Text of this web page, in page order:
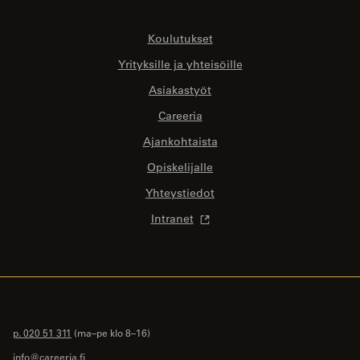
Koulutukset
Yrityksille ja yhteisöille
Asiakastyöt
Careeria
Ajankohtaista
Opiskelijalle
Yhteystiedot
Intranet
p. 020 51 311 (ma–pe klo 8–16)
info@careeria.fi